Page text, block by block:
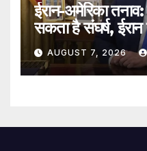
ईरान-अमेरिका
सकता है संघर्ष,
AUGUST 7, 2026